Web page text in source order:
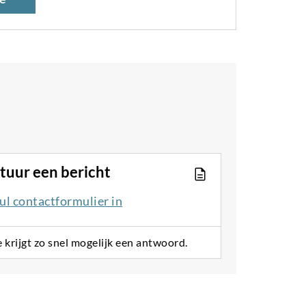
een bericht
contactformulier in
krijgt zo snel mogelijk een antwoord.